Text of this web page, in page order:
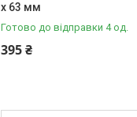
x 63 мм
Готово до відправки 4 од.
395 ₴